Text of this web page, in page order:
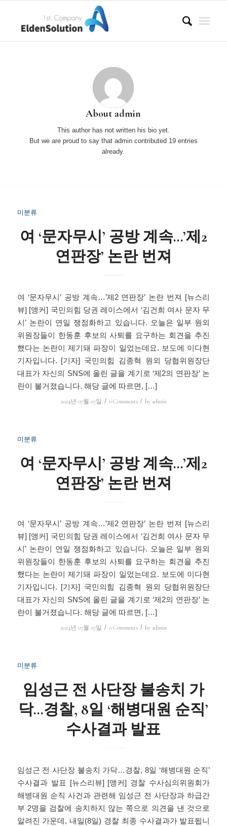
Aboutadmin
This author has not written his bio yet.
But we are proud to say that admincontributed 19 entries
already.
미분류
여 ‘문자무시’ 공방 계속…’제2
연판장’ 논란 번져
여 ‘문자무시’ 공방 계속…’제2 연판장’ 논란 번져 [뉴스리
뷰] [앵커] 국민의힘 당권 레이스에서 ‘김건희 여사 문자 무
시’ 논란이 연일 쟁점화하고 있습니다. 오늘은 일부 원외
위원장들이 한동훈 후보의 사퇴를 요구하는 회견을 추진
했다는 논란이 제기돼 파장이 일었는데요. 보도에 이다현
기자입니다. [기자] 국민의힘 김종혁 원외 당협위원장단
대표가 자신의 SNS에 올린 글을 계기로 ‘제2의 연판장’ 논
란이 불거졌습니다. 해당 글에 따르면, […]
2024년 07월 07일 / 0 Comments / by admin
미분류
여 ‘문자무시’ 공방 계속…’제2
연판장’ 논란 번져
여 ‘문자무시’ 공방 계속…’제2 연판장’ 논란 번져 [뉴스리
뷰] [앵커] 국민의힘 당권 레이스에서 ‘김건희 여사 문자 무
시’ 논란이 연일 쟁점화하고 있습니다. 오늘은 일부 원외
위원장들이 한동훈 후보의 사퇴를 요구하는 회견을 추진
했다는 논란이 제기돼 파장이 일었는데요. 보도에 이다현
기자입니다. [기자] 국민의힘 김종혁 원외 당협위원장단
대표가 자신의 SNS에 올린 글을 계기로 ‘제2의 연판장’ 논
란이 불거졌습니다. 해당 글에 따르면, […]
2024년 07월 07일 / 0 Comments / by admin
미분류
임성근 전 사단장 불송치 가
닥…경찰, 8일 ‘해병대원 순직’
수사결과 발표
임성근 전 사단장 불송치 가닥…경찰, 8일 ‘해병대원 순직’
수사결과 발표 [뉴스리뷰] [앵커] 경찰 수사심의위원회가
해병대원 순직 사건과 관련해 임성근 전 사단장과 하급간
부 2명을 검찰에 송치하지 않는 쪽으로 의견을 낸 것으로
알려진 가운데, 내일(8일) 경찰 최종 수사결과가 발표됩니